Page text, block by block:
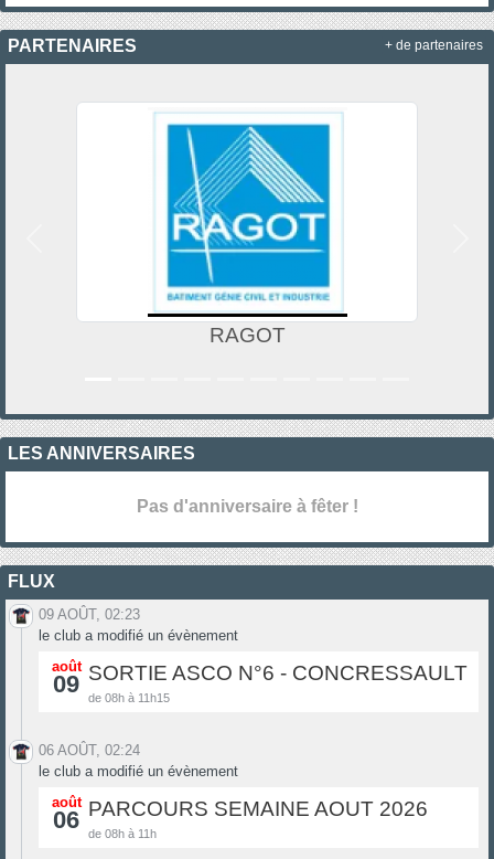
PARTENAIRES
RAGOT
+ de partenaires
LES ANNIVERSAIRES
Pas d'anniversaire à fêter !
FLUX
09 AOÛT, 02:23
le club a modifié un évènement
août
09 SORTIE ASCO N°6 - CONCRESSAULT
de 08h à 11h15
06 AOÛT, 02:24
le club a modifié un évènement
août
06 PARCOURS SEMAINE AOUT 2026
de 08h à 11h